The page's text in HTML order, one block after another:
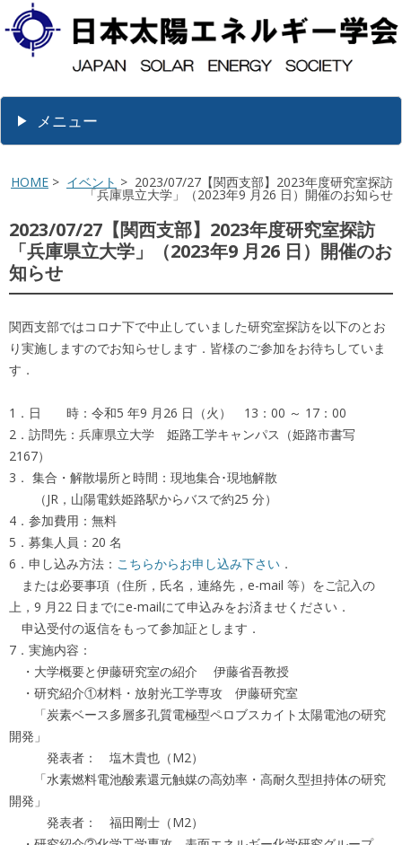
メニュー
HOME > イベント > 2023/07/27【関西支部】2023年度研究室探訪
「兵庫県立大学」（2023年9 月26 日）開催のお知らせ
2023/07/27【関西支部】2023年度研究室探訪
「兵庫県立大学」（2023年9 月26 日）開催のお
知らせ
関西支部ではコロナ下で中止していました研究室探訪を以下のとお
り実施しますのでお知らせします．皆様のご参加をお待ちしていま
す．
1．日 時：令和5 年9 月26 日（火） 13：00 ～ 17：00
2．訪問先：兵庫県立大学 姫路工学キャンパス（姫路市書写
2167）
3． 集合・解散場所と時間：現地集合･現地解散
（JR，山陽電鉄姫路駅からバスで約25 分）
4．参加費用：無料
5．募集人員：20 名
6．申し込み方法： こちらからお申し込み下さい ．
または必要事項（住所，氏名，連絡先，e-mail 等）をご記入の
上，9 月22 日までにe-mailにて申込みをお済ませください．
申込受付の返信をもって参加証とします．
7．実施内容：
・大学概要と伊藤研究室の紹介 伊藤省吾教授
・研究紹介①材料・放射光工学専攻 伊藤研究室
「炭素ベース多層多孔質電極型ペロブスカイト太陽電池の研究
開発」
発表者： 塩木貴也（M2）
「水素燃料電池酸素還元触媒の高効率・高耐久型担持体の研究
開発」
発表者： 福田剛士（M2）